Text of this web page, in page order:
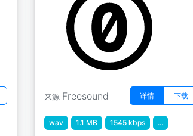
来源 Freesound 详情 下载
wav 1.1 MB 1545 kbps ...